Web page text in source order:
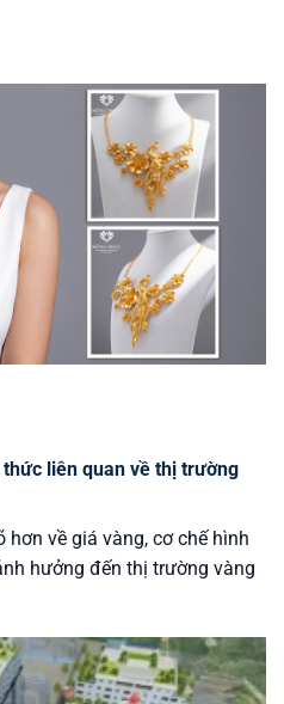
liên quan về thị trường
hơn về giá vàng, cơ chế hình
hưởng đến thị trường vàng